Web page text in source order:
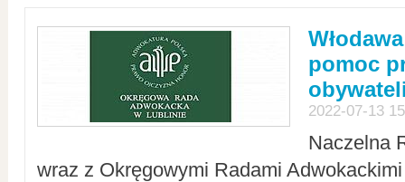
pomoc
2022-07-13
Naczelna
wraz z Okręgowymi Radami Adwokackimi